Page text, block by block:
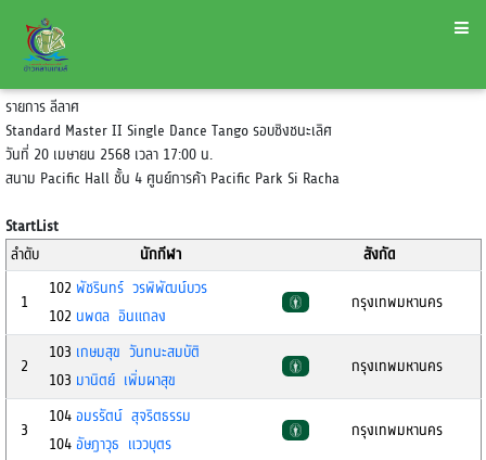
รายการ ลีลาศ
Standard Master II Single Dance Tango รอบชิงชนะเลิศ
วันที่ 20 เมษายน 2568 เวลา 17:00 น.
สนาม Pacific Hall ชั้น 4 ศูนย์การค้า Pacific Park Si Racha
StartList
ลำดับ
นักกีฬา สังกัด
1
102 พัชรินทร์ วรพิพัฒน์บวร
102 นพดล อินแถลง
กรุงเทพมหานคร
2
103 เกษมสุข วันทนะสมบัติ
103 มานิตย์ เพิ่มผาสุข
กรุงเทพมหานคร
3
104 อมรรัตน์ สุจริตธรรม
104 อัษฎาวุธ แววบุตร
กรุงเทพมหานคร